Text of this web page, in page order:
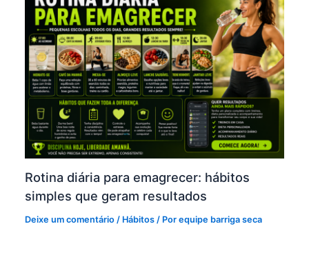
Rotina diária para emagrecer: hábitos
simples que geram resultados
Deixe um comentário / Hábitos / Porequipe barriga seca